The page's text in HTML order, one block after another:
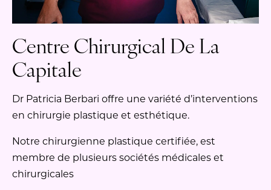
Centre Chirurgical De La
Capitale
Dr Patricia Berbari offre une variété d’interventions
en chirurgie plastique et esthétique.
Notre chirurgienne plastique certifiée, est
membre de plusieurs sociétés médicales et
chirurgicales